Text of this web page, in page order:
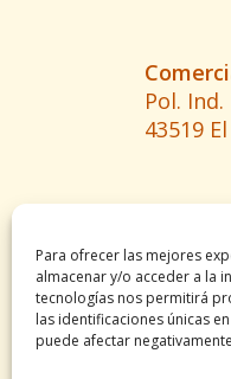
Para ofrecer las mejores
almacenar y/o acceder a la
tecnologías nos permitirá
las identificaciones únicas
puede afectar
Pol.
43519